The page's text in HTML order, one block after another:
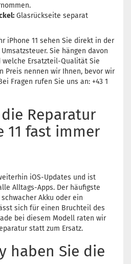
Glasrückseite separat
iPhone 11 sehen Sie direkt in der
Sie hängen davon
welche Ersatzteil-Qualität Sie
Preis nennen wir Ihnen, bevor wir
Fragen rufen Sie uns an: +43 1
Reparatur
11 fast immer
iOS-Updates und ist
Alltags-Apps. Der häufigste
Akku oder ein
sich für einen Bruchteil des
bei diesem Modell raten wir
statt zum Ersatz.
haben Sie die